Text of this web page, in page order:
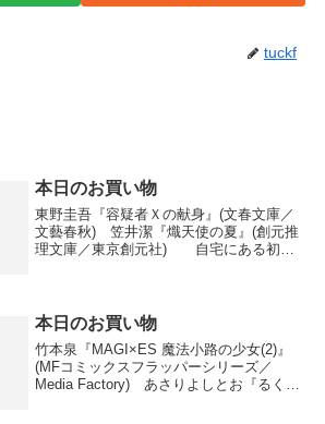
tuckf
本日のお買い物
東野圭吾『容疑者Ｘの献身』(文春文庫／
文藝春秋) 笠井潔『熾天使の夏』(創元推
理文庫／東京創元社) 自宅にある初刊
るあの装幀で持...
本日のお買い物
竹本泉『MAGI×ES 魔法小路の少女(2)』
(MFコミックスフラッパーシリーズ／
Media Factory) あさりよしとお『るくる